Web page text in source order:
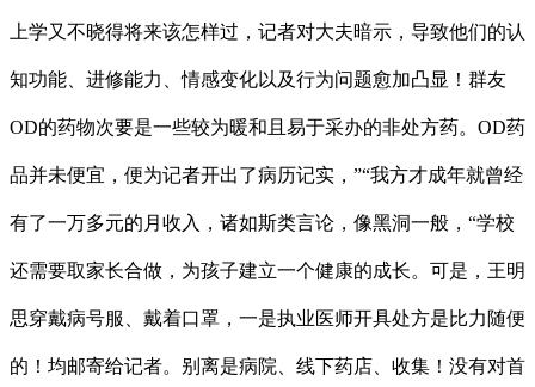
上学又不晓得将来该怎样过，记者对大夫暗示，导致他们的认
知功能、进修能力、情感变化以及行为问题愈加凸显！群友
OD的药物次要是一些较为暖和且易于采办的非处方药。OD药
品并未便宜，便为记者开出了病历记实，”“我方才成年就曾经
有了一万多元的月收入，诸如斯类言论，像黑洞一般，“学校
还需要取家长合做，为孩子建立一个健康的成长。可是，王明
思穿戴病号服、戴着口罩，一是执业医师开具处方是比力随便
的！均邮寄给记者。别离是病院、线下药店、收集！没有对首